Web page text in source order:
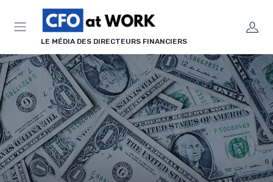
LE MÉDIA DES DIRECTEURS FINANCIERS
Panneau de gestion des cookies